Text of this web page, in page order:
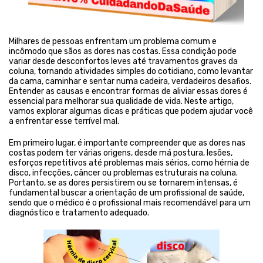
Milhares de pessoas enfrentam um problema comum e
incômodo que sãos as dores nas costas. Essa condição pode
variar desde desconfortos leves até travamentos graves da
coluna, tornando atividades simples do cotidiano, como levantar
da cama, caminhar e sentar numa cadeira, verdadeiros desafios.
Entender as causas e encontrar formas de aliviar essas dores é
essencial para melhorar sua qualidade de vida. Neste artigo,
vamos explorar algumas dicas e práticas que podem ajudar você
a enfrentar esse terrível mal.
Em primeiro lugar, é importante compreender que as dores nas
costas podem ter várias origens, desde má postura, lesões,
esforços repetitivos até problemas mais sérios, como hérnia de
disco, infecções, câncer ou problemas estruturais na coluna.
Portanto, se as dores persistirem ou se tornarem intensas, é
fundamental buscar a orientação de um profissional de saúde,
sendo que o médico é o profissional mais recomendável para um
diagnóstico e tratamento adequado.